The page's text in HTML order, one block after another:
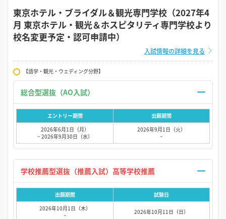
東京ホテル・ブライダル＆観光専門学校（2027年4
月 東京ホテル・観光＆ホスピタリティ専門学校より
校名変更予定・認可申請中）
入試情報の詳細を見る
【語学・観光・ウェディング分野】
エントリー期間
出願期間
2026年6月1日（月）
~ 2026年9月30日（水）
2026年9月1日（火）
~
出願期間
試験日
2026年10月1日（木）
~
2026年10月11日（日）